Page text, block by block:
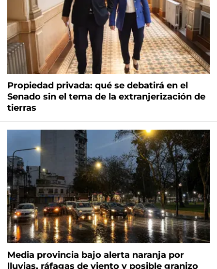
Propiedad privada: qué se debatirá en el
Senado sin el tema de la extranjerización de
tierras
Media provincia bajo alerta naranja por
lluvias, ráfagas de viento y posible granizo